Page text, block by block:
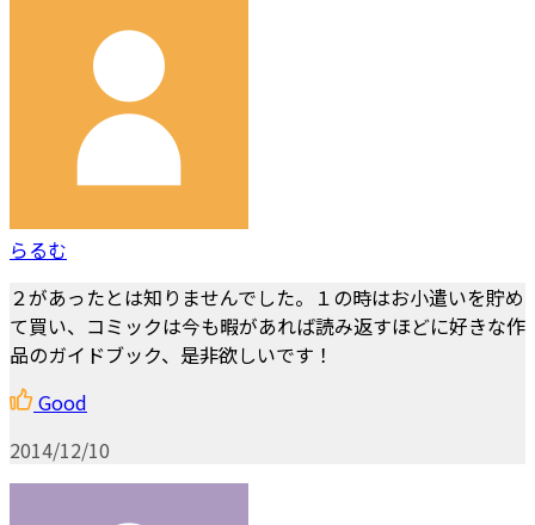
らるむ
２があったとは知りませんでした。１の時はお小遣いを貯め
て買い、コミックは今も暇があれば読み返すほどに好きな作
品のガイドブック、是非欲しいです！
Good
2014/12/10